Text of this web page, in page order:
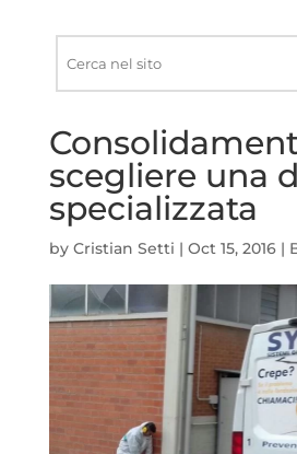
sito
scegliere una
specializzata
by Cristian Setti | Oct 15, 2016|